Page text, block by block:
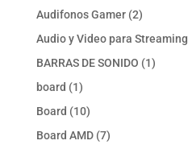
productos
Audifonos Gamer 22
productos
Audio y Video para Streaming
BARRAS DE SONIDO 11
board 11
producto
Board 1010
productos
Board AMD 77